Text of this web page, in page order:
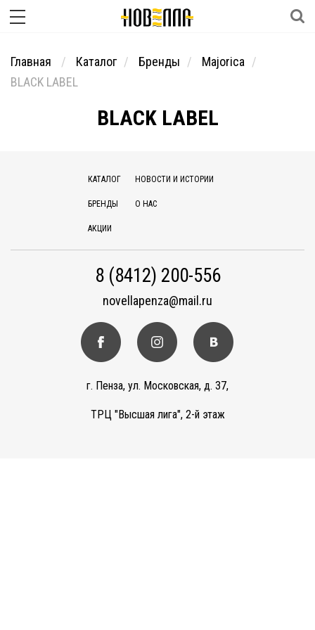
Главная Каталог Бренды
Majorica
BLACK LABEL
BLACK LABEL
КАТАЛОГ
БРЕНДЫ
АКЦИИ
НОВОСТИ И ИСТОРИИ
О НАС
8 (8412) 200-556
novellapenza@mail.ru
г. Пенза, ул. Московская, д. 37,
ТРЦ "Высшая лига", 2-й этаж